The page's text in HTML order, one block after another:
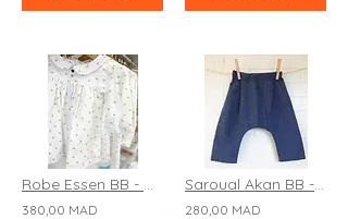
Robe Essen BB - ML "Fraises des bois"
380,00 MAD
Saroual Akan BB - Long "Casablanca"
280,00 MAD